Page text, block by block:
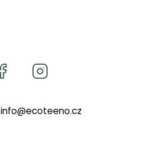
info@ecoteeno.cz